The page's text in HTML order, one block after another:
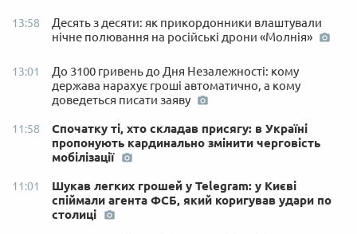
13:58
Десять з десяти: як прикордонники влаштували
нічне полювання на російські дрони «Молнія»
13:01
До 3100 гривень до Дня Незалежності: кому
держава нарахує гроші автоматично, а кому
доведеться писати заяву
11:58
Спочатку ті, хто складав присягу: в Україні
пропонують кардинально змінити черговість
мобілізації
11:01
Шукав легких грошей у Telegram: у Києві
спіймали агента ФСБ, який коригував удари по
столиці